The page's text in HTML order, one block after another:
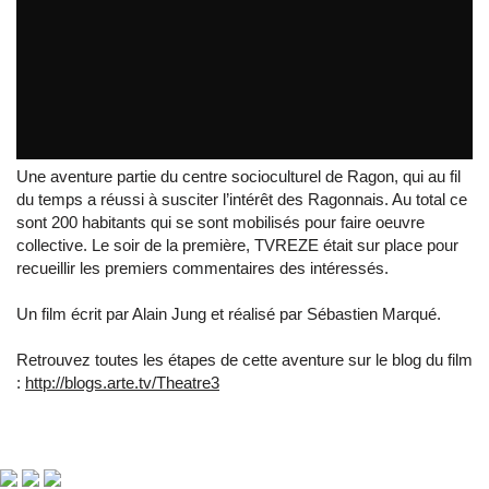
Une aventure partie du centre socioculturel de Ragon, qui au fil
du temps a réussi à susciter l’intérêt des Ragonnais. Au total ce
sont 200 habitants qui se sont mobilisés pour faire oeuvre
collective. Le soir de la première, TVREZE était sur place pour
recueillir les premiers commentaires des intéressés.
Un film écrit par Alain Jung et réalisé par Sébastien Marqué.
Retrouvez toutes les étapes de cette aventure sur le blog du film
: http://blogs.arte.tv/Theatre3